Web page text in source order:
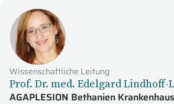
Wissenschaftliche Leitung
Prof. Dr. med. Edelgard Lindhoff-
AGAPLESION Bethanien